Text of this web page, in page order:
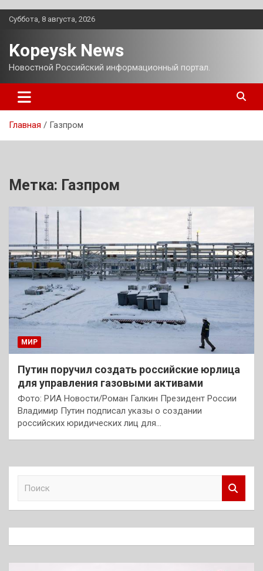
Перейти
Суббота, 8 августа, 2026
Kopeysk News
Новостной Российский информационный портал.
Главная Газпром
Метка: Газпром
МИР
Путин поручил создать российские юрлица
для управления газовыми активами
Фото: РИА Новости/Роман Галкин Президент России
Владимир Путин подписал указы о создании
российских юридических лиц для…
к